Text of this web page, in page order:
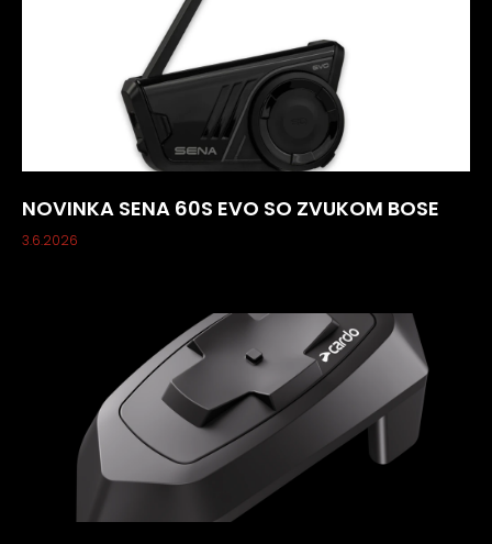
NOVINKA SENA 60S EVO SO ZVUKOM BOSE
3.6.2026